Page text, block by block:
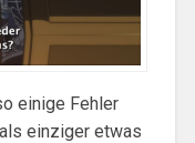
einige Fehler
einziger etwas